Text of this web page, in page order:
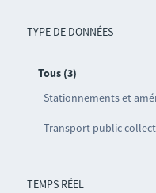
TYPE DE DONNÉES
Tous (3)
Stationnements et
Transport public
TEMPS RÉEL